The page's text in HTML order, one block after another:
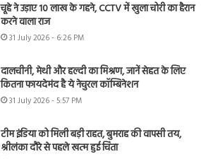
चूहे ने उड़ाए 10 लाख के गहने, CCTV में खुला चोरी का हैरान
करने वाला राज
31 July 2026 - 6:26 PM
दालचीनी, मेथी और हल्दी का मिश्रण, जानें सेहत के लिए
कितना फायदेमंद है ये नेचुरल कॉम्बिनेशन
31 July 2026 - 5:57 PM
टीम इंडिया को मिली बड़ी राहत, बुमराह की वापसी तय,
श्रीलंका दौरे से पहले खत्म हुई चिंता